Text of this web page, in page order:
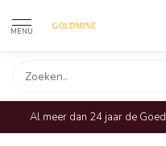
MENU
Al meer dan 24 jaar de